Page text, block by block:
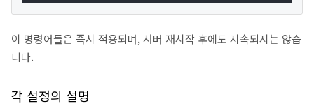
이 명령어들은 즉시 적용되며, 서버 재시작 후에도 지속되지는 않습
니다.
각 설정의 설명